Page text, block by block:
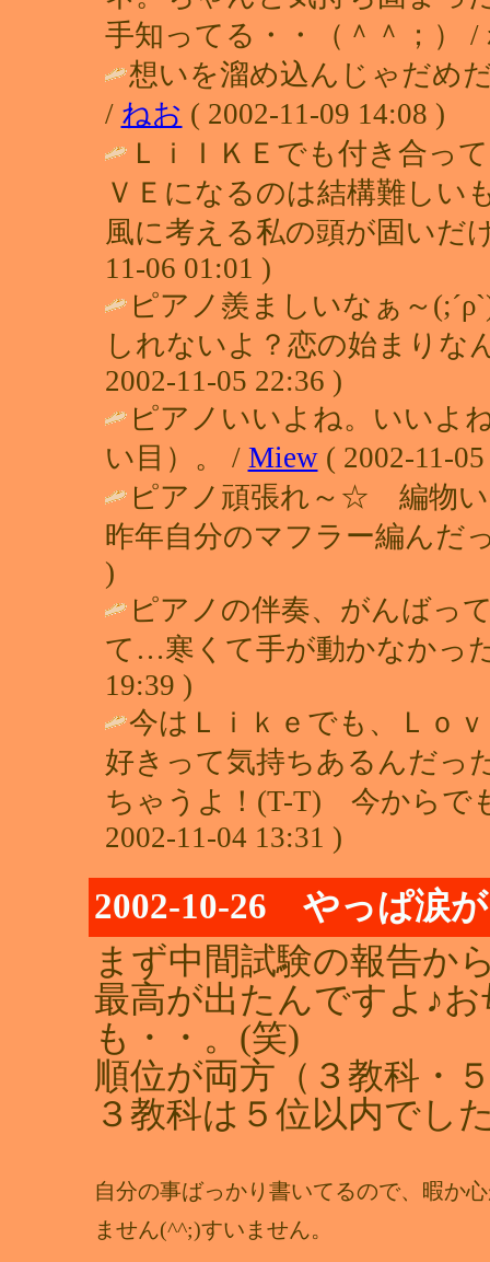
手知ってる・・（＾＾；） /
想いを溜め込んじゃだめ
/ ねお ( 2002-11-09 14:08 )
ＬｉＩＫＥでも付き合っ
ＶＥになるのは結構難しい
風に考える私の頭が固いだ
11-06 01:01 )
ピアノ羨ましいなぁ～
しれないよ？恋の始まりな
2002-11-05 22:36 )
ピアノいいよね。いいよ
い目）。 / Miew( 2002-11-05
ピアノ頑張れ～☆ 編物
昨年自分のマフラー編んだ
)
ピアノの伴奏、がんばっ
て…寒くて手が動かなかっ
19:39 )
今はＬｉｋｅでも、Ｌｏ
好きって気持ちあるんだっ
ちゃうよ！(T-T) 今からで
2002-11-04 13:31 )
2002-10-26 やっぱ涙
まず中間試験の報告か
最高が出たんですよ♪
も・・。(笑)
順位が両方（３教科・
３教科は５位以内でし
自分の事ばっかり書いてるので、暇か
ません(^^;)すいません。